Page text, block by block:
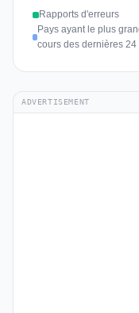
Rapports d'erreurs
Pays ayant le plus
cours des dernières 24
ADVERTISEMENT